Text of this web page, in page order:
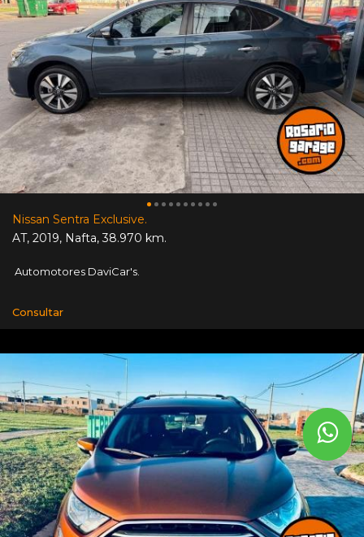
Nissan Sentra Exclusive.
AT, 2019, Nafta,38.970 km.
Automotores DaviCar's.
Consultar